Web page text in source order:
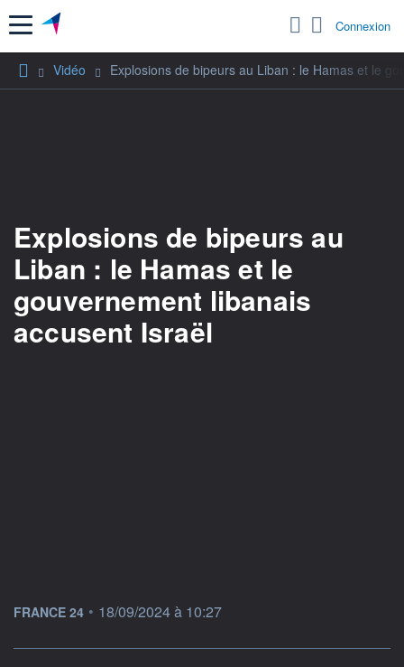
Menu Connexion
Vidéo Explosions de bipeurs au Liban : le Hamas et le
Explosions de bipeurs au
Liban : le Hamas et le
gouvernement libanais
accusent Israël
information fournie par
FRANCE 24 • 18/09/2024 à 10:27